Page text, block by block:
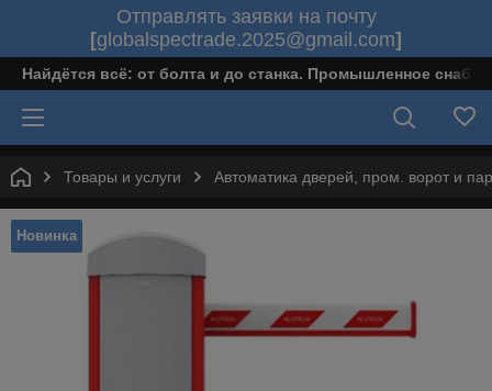
Отправлять заявки на почту
[globalspectrade.2025@gmail.com]
Найдётся всё: от болта и до станка. Промышленное
Товары и услуги Автоматика дверей, пром. ворот и
Новинка